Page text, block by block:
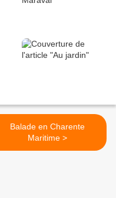
Balade en Charente
Maritime >